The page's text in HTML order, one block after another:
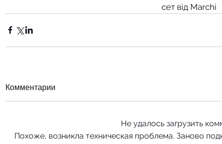
сет від Marchi
Комментарии
Не удалось загрузить
Похоже, возникла техническая проблема. Заново